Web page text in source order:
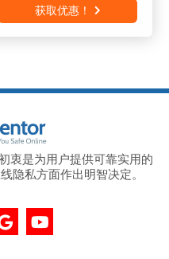
获取优惠！
衷是为用户提供可靠实用的
隐私方面作出明智决定。